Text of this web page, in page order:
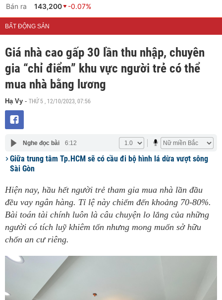
Bán ra
143,200 -0.07%
BẤT ĐỘNG SẢN
Giá nhà cao gấp 30 lần thu nhập, chuyên
gia “chỉ điểm” khu vực người trẻ có thể
mua nhà bằng lương
Hạ Vy - THỨ 5 , 12/10/2023, 07:56
Nghe đọc bài 6:12
Giữa trung tâm Tp.HCM sẽ có cầu đi bộ hình lá dừa vượt sông
Sài Gòn
Hiện nay, hầu hết người trẻ tham gia mua nhà lần đầu
đều vay ngân hàng. Tỉ lệ này chiếm đến khoảng 70-80%.
Bài toán tài chính luôn là câu chuyện lo lắng của những
người có tích luỹ khiêm tốn nhưng mong muốn sở hữu
chốn an cư riêng.